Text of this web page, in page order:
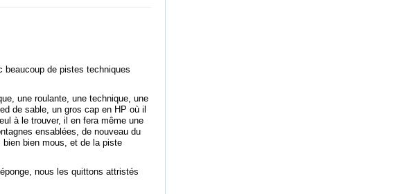
beaucoup de pistes techniques
une roulante, une technique, une
de sable, un gros cap en HP où il
à le trouver, il en fera même une
ensablées, de nouveau du
bien mous, et de la piste
nous les quittons attristés